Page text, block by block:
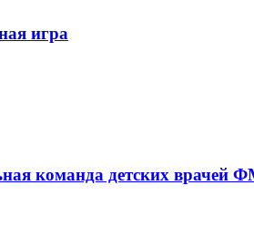
игра
команда детских врачей